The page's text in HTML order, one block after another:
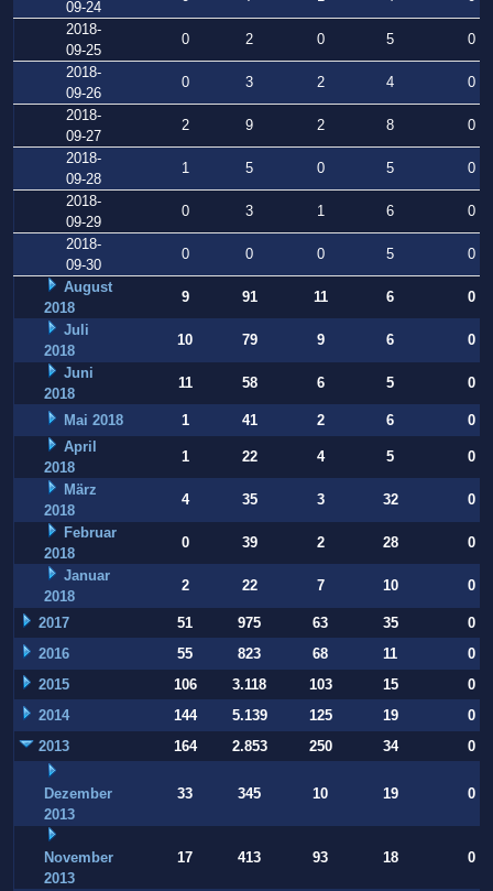
09-24
2018-
09-25
0 2 0 5
0
2018-
09-26
0 3 2 4
0
2018-
09-27
2 9 2 8
0
2018-
09-28
1 5 0 5
0
2018-
09-29
0 3 1 6
0
2018-
09-30
0 0 0 5
0
August
2018
9 91 11 6
0
Juli
2018
10 79 9 6
0
Juni
2018
11 58 6 5 0
Mai 2018 1 41 2 6
0
April
2018
1 22 4 5
0
März
2018
4 35 3 32
0
Februar
2018
0 39 2 28
0
Januar
2018
2 22 7 10 0
2017 51 975 63 35
0
2016
55 823 68 11
0
2015
106 3.118 103 15
0
2014
144 5.139 125 19
0
2013
164 2.853 250 34 0
Dezember
2013
33 345 10 19 0
November
2013
17 413 93 18 0